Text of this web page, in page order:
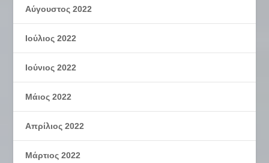
Αύγουστος 2022
Ιούλιος 2022
Ιούνιος 2022
Μάιος 2022
Απρίλιος 2022
Μάρτιος 2022